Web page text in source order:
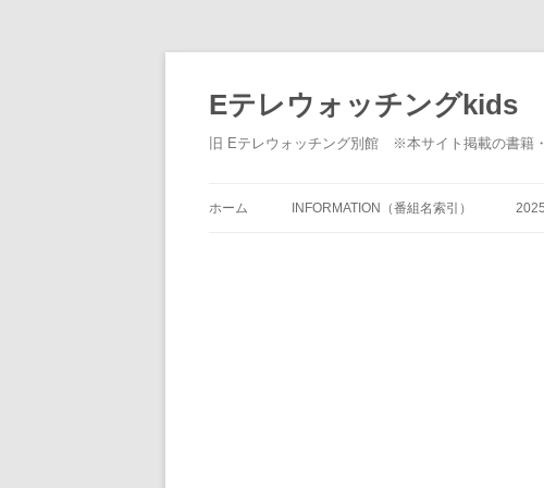
Eテレウォッチングkids
旧 Eテレウォッチング別館 ※本サイト掲載の書籍
ホーム INFORMATION（番組名索引）